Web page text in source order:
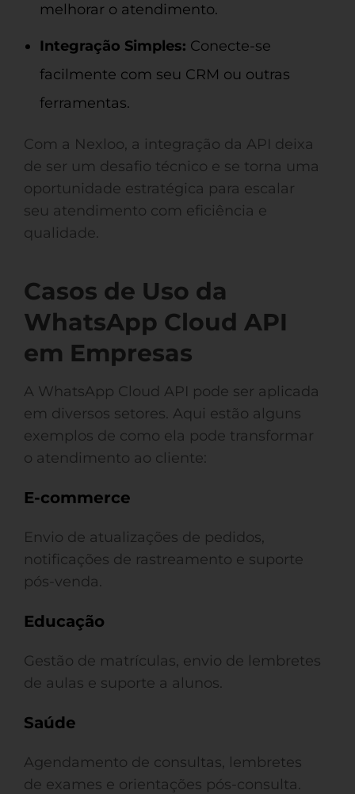
melhorar o atendimento.
Integração Simples: Conecte-se
facilmente com seu CRM ou outras
ferramentas.
Com a Nexloo, a integração da API deixa
de ser um desafio técnico e se torna uma
oportunidade estratégica para escalar
seu atendimento com eficiência e
qualidade.
Casos de Uso da
WhatsApp Cloud API
em Empresas
A WhatsApp Cloud API pode ser aplicada
em diversos setores. Aqui estão alguns
exemplos de como ela pode transformar
o atendimento ao cliente:
E-commerce
Envio de atualizações de pedidos,
notificações de rastreamento e suporte
pós-venda.
Educação
Gestão de matrículas, envio de lembretes
de aulas e suporte a alunos.
Saúde
Agendamento de consultas, lembretes
de exames e orientações pós-consulta.